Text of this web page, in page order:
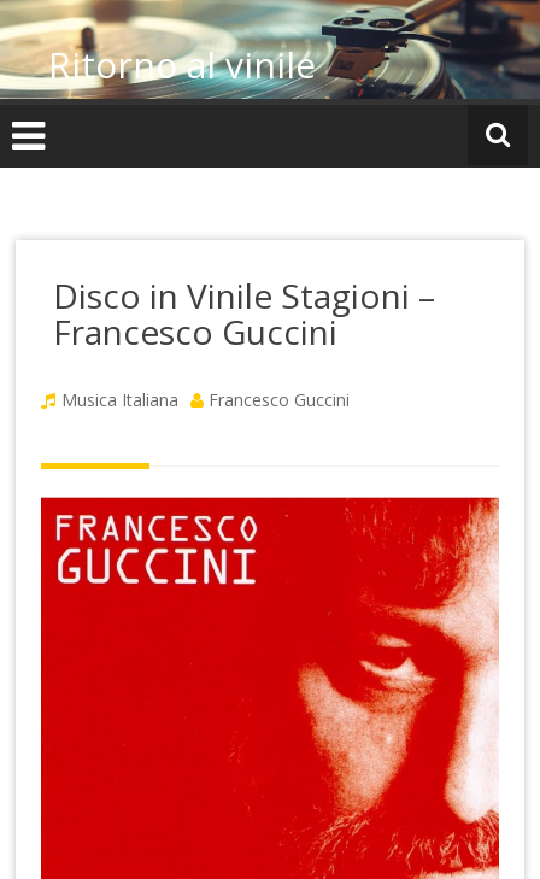
Vai
al
contenutoRitorno al vinile
Disco in Vinile Stagioni –
Francesco Guccini
Musica Italiana Francesco Guccini